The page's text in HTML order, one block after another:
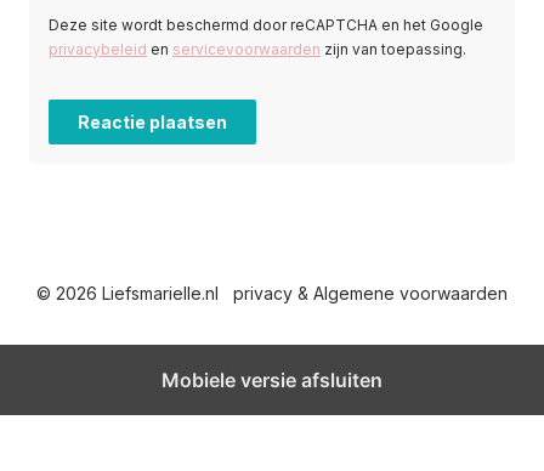
Deze site wordt beschermd door reCAPTCHA en het Google
privacybeleid en servicevoorwaarden zijn van toepassing.
© 2026 Liefsmarielle.nl privacy & Algemene voorwaarden
Mobiele versie afsluiten